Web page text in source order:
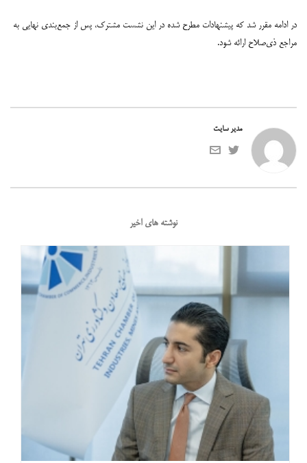
در ادامه مقرر شد که پیشنهادات مطرح شده در این نشست مشترک، پس از جمع‌بندی نهایی به
مراجع ذی‌صلاح ارائه شود.
مدیر سایت
نوشته های اخیر